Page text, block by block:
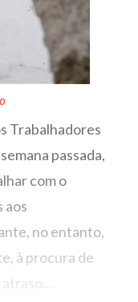
Trabalhadores
passada,
com o
aos
no entanto,
à procura de